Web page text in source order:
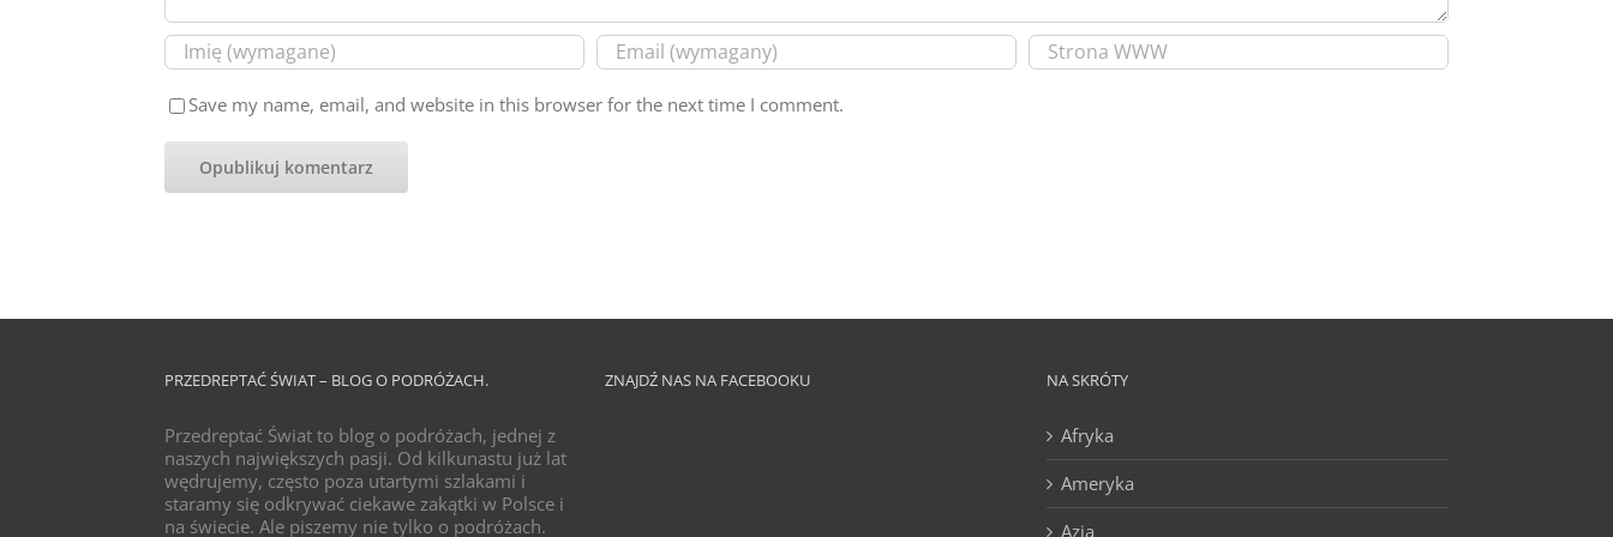
Save my name, email, and website in this browser for the next time I comment.
PRZEDREPTAĆ ŚWIAT – BLOG O PODRÓŻACH.
Przedreptać Świat to blog o podróżach, jednej z
naszych największych pasji. Od kilkunastu już lat
wędrujemy, często poza utartymi szlakami i
staramy się odkrywać ciekawe zakątki w Polsce i
na świecie. Ale piszemy nie tylko o podróżach.
ZNAJDŹ NAS NA FACEBOOKU NA SKRÓTY
Afryka
Ameryka
Azja